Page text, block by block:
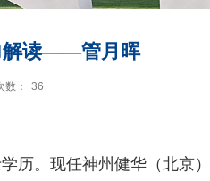
解读——管月晖
数： 36
历。现任神州健华（北京